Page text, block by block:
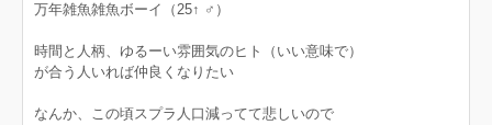
万年雑魚雑魚ボーイ（25↑ ♂）
時間と人柄、ゆるーい雰囲気のヒト（いい意味で）
が合う人いれば仲良くなりたい
なんか、この頃スプラ人口減ってて悲しいので